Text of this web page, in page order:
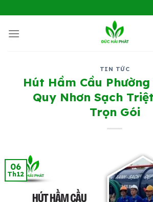
đến
nội
TIN TỨC
Hút Hầm Cầu
Quy Nhơn Sạch
Trọn Gói
06
Th12